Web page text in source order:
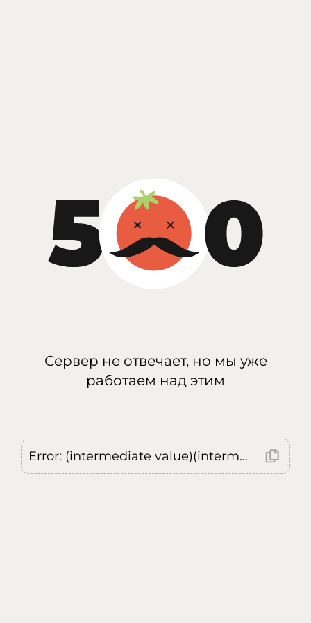
Сервер не отвечает, но мы уже
работаем над этим
Error: (intermediate value)(intermediate value)(intermediate value).replaceAll is not a function